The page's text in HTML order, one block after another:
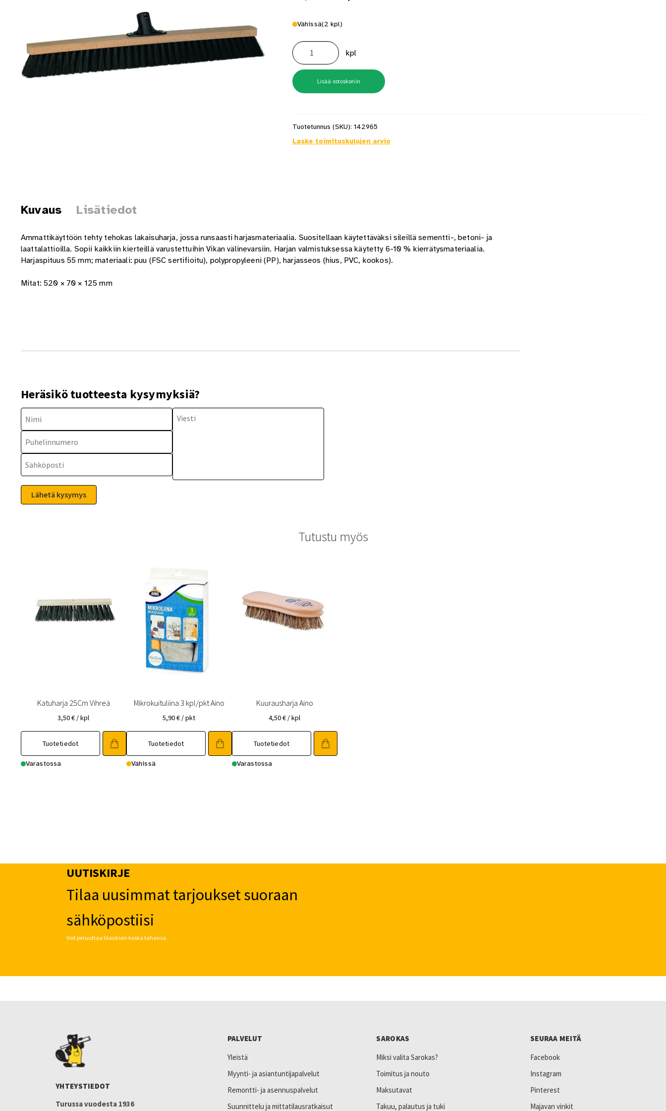
Vähissä(2 kpl)
Lakaisuharja
Medium
60cm
määrä
kpl
Lisää ostoskoriin
Tuotetunnus (SKU): 142965
Laske toimituskulujen arvio
Kuvaus Lisätiedot
Ammattikäyttöön tehty tehokas lakaisuharja, jossa runsaasti harjasmateriaalia. Suositellaan käytettäväksi sileillä sementti-, betoni- ja
laattalattioilla. Sopii kaikkiin kierteillä varustettuihin Vikan välinevarsiin. Harjan valmistuksessa käytetty 6-10 % kierrätysmateriaalia.
Harjaspituus 55 mm; materiaali: puu (FSC sertifioitu), polypropyleeni (PP), harjasseos (hius, PVC, kookos).
Mitat: 520 × 70 × 125 mm
Heräsikö tuotteesta kysymyksiä?
Tutustu myös
Katuharja 25Cm Vihreä
3,50€ / kpl
Tuotetiedot
Varastossa
Mikrokuituliina 3 kpl/pkt Aino
5,90€ / pkt
Tuotetiedot
Vähissä
Kuurausharja Aino
4,50€ / kpl
Tuotetiedot
Varastossa
UUTISKIRJE
Tilaa uusimmat tarjoukset suoraan
sähköpostiisi
Voit peruuttaa tilauksen koska tahansa.
YHTEYSTIEDOT
Turussa vuodesta 1936
PALVELUT
Yleistä
Myynti- ja asiantuntijapalvelut
Remontti- ja asennuspalvelut
Suunnittelu ja mittatilausratkaisut
SAROKAS
Miksi valita Sarokas?
Toimitus ja nouto
Maksutavat
Takuu, palautus ja tuki
SEURAA MEITÄ
Facebook
Instagram
Pinterest
Majavan vinkit